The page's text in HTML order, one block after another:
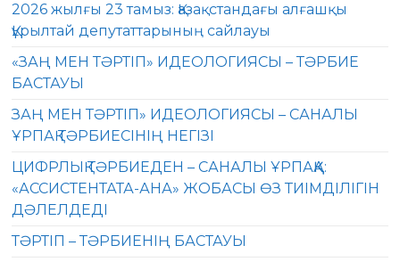
2026 жылғы 23 тамыз: Қазақстандағы алғашқы
Құрылтай депутаттарының сайлауы
«ЗАҢ МЕН ТӘРТІП» ИДЕОЛОГИЯСЫ – ТӘРБИЕ
БАСТАУЫ
ЗАҢ МЕН ТӘРТІП» ИДЕОЛОГИЯСЫ – САНАЛЫ
ҰРПАҚ ТӘРБИЕСІНІҢ НЕГІЗІ
ЦИФРЛЫҚ ТӘРБИЕДЕН – САНАЛЫ ҰРПАҚҚА:
«АССИСТЕНТАТА-АНА» ЖОБАСЫ ӨЗ ТИІМДІЛІГІН
ДӘЛЕЛДЕДІ
ТӘРТІП – ТӘРБИЕНІҢ БАСТАУЫ